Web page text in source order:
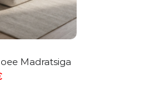
Madratsiga
Price